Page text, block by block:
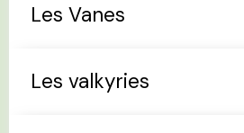
Les Vanes
Les valkyries